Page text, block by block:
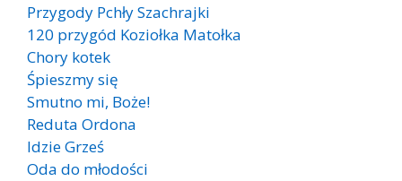
Przygody Pchły Szachrajki
120 przygód Koziołka Matołka
Chory kotek
Śpieszmy się
Smutno mi, Boże!
Reduta Ordona
Idzie Grześ
Oda do młodości